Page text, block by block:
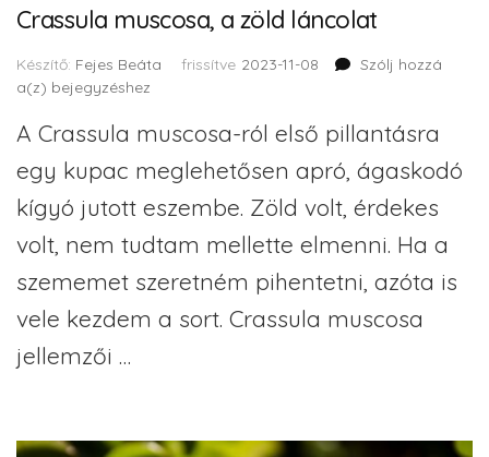
Crassula muscosa, a zöld láncolat
Készítő: Fejes Beáta frissítve 2023-11-08
Szólj hozzá
a(z) bejegyzéshez
A Crassula muscosa-ról első pillantásra
egy kupac meglehetősen apró, ágaskodó
kígyó jutott eszembe. Zöld volt, érdekes
volt, nem tudtam mellette elmenni. Ha a
szememet szeretném pihentetni, azóta is
vele kezdem a sort. Crassula muscosa
jellemzői …